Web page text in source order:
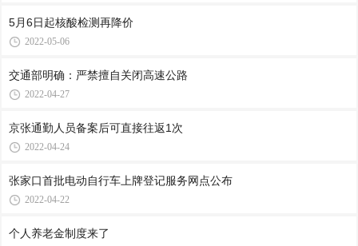
5月6日起核酸检测再降价
2022-05-06
交通部明确：严禁擅自关闭高速公路
2022-04-27
京张通勤人员备案后可直接往返1次
2022-04-24
张家口首批电动自行车上牌登记服务网点公布
2022-04-22
个人养老金制度来了